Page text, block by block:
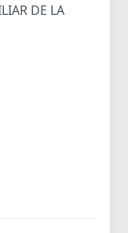
DE LA